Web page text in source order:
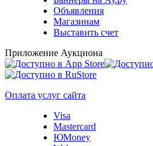
Объявления
Магазинам
Выставить счет
Приложение Аукциона
Оплата услуг сайта
Visa
Mastercard
ЮMoney